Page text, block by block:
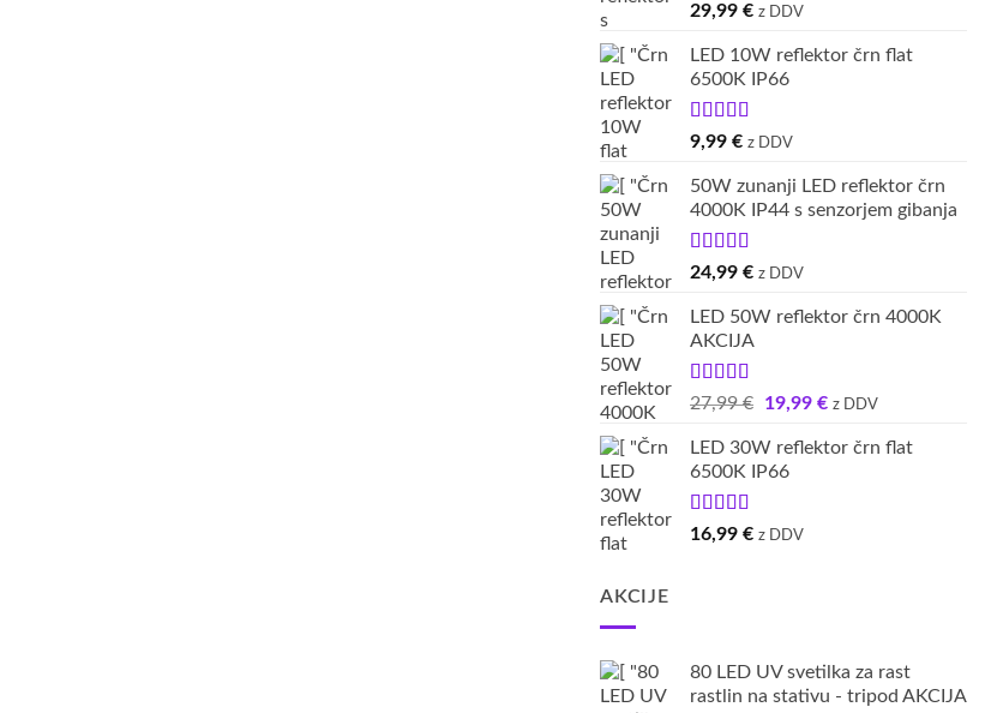
Ocenjeno
29,99 € z DDV
LED 10W reflektor črn flat
6500K IP66
Ocenjeno
9,99 € z DDV
50W zunanji LED reflektor črn
4000K IP44 s senzorjem gibanja
Ocenjeno
24,99 € z DDV
LED 50W reflektor črn 4000K
AKCIJA
Ocenjeno
27,99€
Izvirna
je
bila:
19,99 €Trenutna
je:
z DDV
LED 30W reflektor črn flat
6500K IP66
Ocenjeno
16,99 € z DDV
AKCIJE
80 LED UV svetilka za rast
rastlin na stativu - tripod AKCIJA